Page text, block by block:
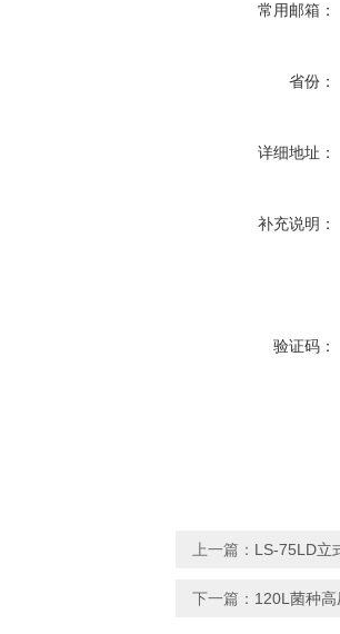
常用邮箱：
省份：
详细地址：
补充说明：
验证码：
上一篇： LS-75LD立
下一篇： 120L菌种